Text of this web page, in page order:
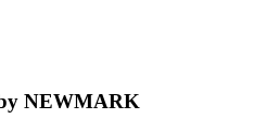
NEWMARK